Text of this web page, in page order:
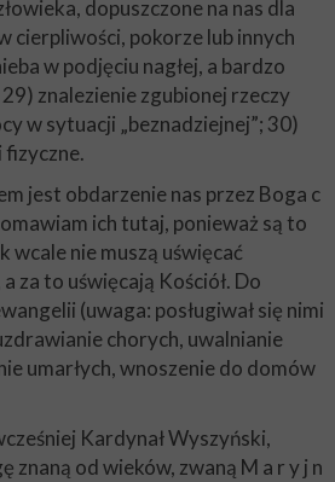
dopuszczone na nas dla
cierpliwości, pokorze lub innych
w podjęciu nagłej, a bardzo
znalezienie zgubionej rzeczy
w sytuacji „beznadziejnej”; 30)
jest obdarzenie nas przez Boga c
omawiam ich tutaj, ponieważ są to
wcale nie muszą uświęcać
za to uświęcają Kościół. Do
(uwaga: posługiwał się nimi
chorych, uwalnianie
umarłych, wnoszenie do domów
Kardynał Wyszyński,
znaną od wieków, zwaną M a r y j n